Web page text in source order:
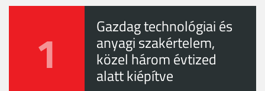
1 Gazdag technológiai és
anyagi szakértelem,
közel három évtized
alatt kiépítve